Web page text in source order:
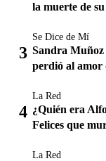
la muerte de su
Se Dice de Mí
Sandra Muñoz
perdió al amor
La Red
¿Quién era
Felices que
La Red